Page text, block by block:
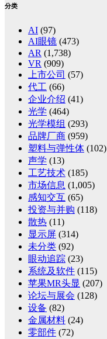
分类
AI (97)
AI眼镜 (473)
AR (1,738)
VR (909)
上市公司 (57)
代工 (66)
企业介绍 (41)
光学 (464)
光学模组 (293)
品牌厂商 (959)
塑料与弹性体 (102)
声学 (13)
工艺技术 (185)
市场信息 (1,005)
感知交互 (65)
投资与并购 (118)
散热 (11)
显示屏 (314)
未分类 (92)
眼动追踪 (23)
系统及软件 (115)
苹果MR头显 (207)
论坛与展会 (128)
设备 (82)
金属材料 (24)
零部件 (72)